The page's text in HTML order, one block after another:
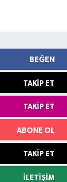
BEĞEN
TAKIP ET
TAKIP ET
ABONE OL
TAKIP ET
İLETIŞIM